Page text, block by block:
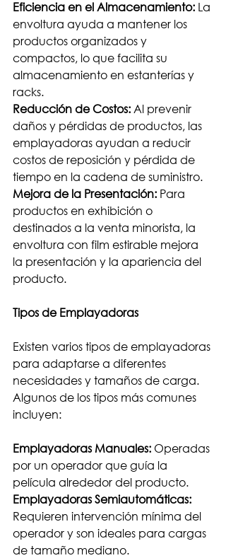
Eficiencia en el Almacenamiento: La
envoltura ayuda a mantener los
productos organizados y
compactos, lo que facilita su
almacenamiento en estanterías y
racks.
Reducción de Costos: Al prevenir
daños y pérdidas de productos, las
emplayadoras ayudan a reducir
costos de reposición y pérdida de
tiempo en la cadena de suministro.
Mejora de la Presentación: Para
productos en exhibición o
destinados a la venta minorista, la
envoltura con film estirable mejora
la presentación y la apariencia del
producto.
Tipos de Emplayadoras
Existen varios tipos de emplayadoras
para adaptarse a diferentes
necesidades y tamaños de carga.
Algunos de los tipos más comunes
incluyen:
Emplayadoras Manuales: Operadas
por un operador que guía la
película alrededor del producto.
Emplayadoras Semiautomáticas:
Requieren intervención mínima del
operador y son ideales para cargas
de tamaño mediano.